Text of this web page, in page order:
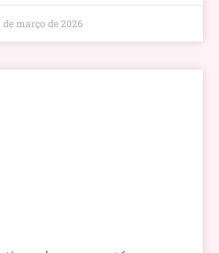
de março de 2026